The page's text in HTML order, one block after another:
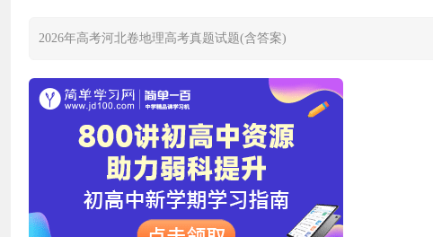
2026年高考河北卷地理高考真题试题(含答案)